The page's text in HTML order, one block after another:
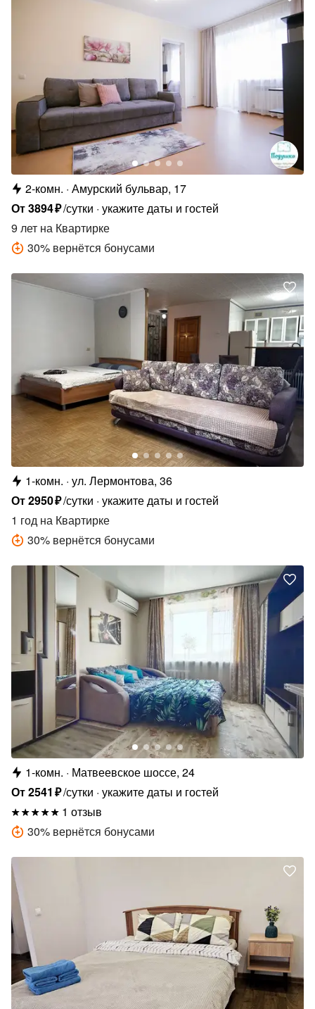
2-комн. Амурский бульвар, 17
От3894₽/сутки укажите даты и гостей
9 лет на Квартирке
30% вернётся бонусами
1-комн. ул. Лермонтова, 36
От2950₽/сутки укажите даты и гостей
1 год на Квартирке
30% вернётся бонусами
1-комн.
Матвеевское шоссе, 24
От2541 ₽/сутки укажите даты и гостей
1 отзыв
30% вернётся бонусами